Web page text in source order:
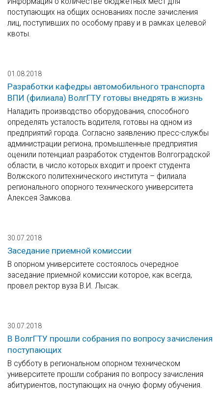
поступающих на общих основаниях после зачисления
лиц, поступивших по особому праву и в рамках целевой
квоты.
01.08.2018
Разработки кафедры автомобильного транспорта
ВПИ (филиала) ВолгГТУ готовы внедрять в жизнь
Наладить производство оборудования, способного
определять усталость водителя, готовы на одном из
предприятий города. Согласно заявлению пресс-службы
администрации региона, промышленные предприятия
оценили потенциал разработок студентов Волгоградской
области, в число которых входит и проект студента
Волжского политехнического института – филиала
регионального опорного технического университета
Алексея Замкова.
30.07.2018
Заседание приемной комиссии
В опорном университете состоялось очередное
заседание приемной комиссии которое, как всегда,
провел ректор вуза В.И. Лысак.
30.07.2018
В ВолгГТУ прошли собрания по вопросу зачисления
поступающих
В субботу в региональном опорном техническом
университете прошли собрания по вопросу зачисления
абитуриентов, поступающих на очную форму обучения.